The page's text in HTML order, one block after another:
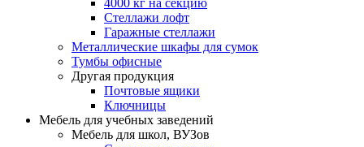
4000 кг на секцию
Стеллажи лофт
Гаражные стеллажи
Металлические шкафы для сумок
Тумбы офисные
Другая продукция
Почтовые ящики
Ключницы
Мебель для учебных заведений
Мебель для школ, ВУЗов